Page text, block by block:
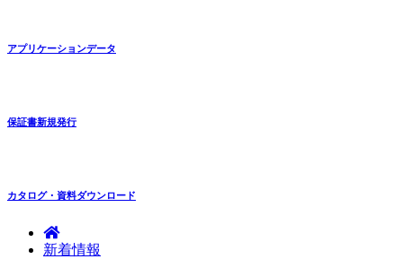
アプリケーションデータ
保証書新規発行
カタログ・資料ダウンロード
新着情報